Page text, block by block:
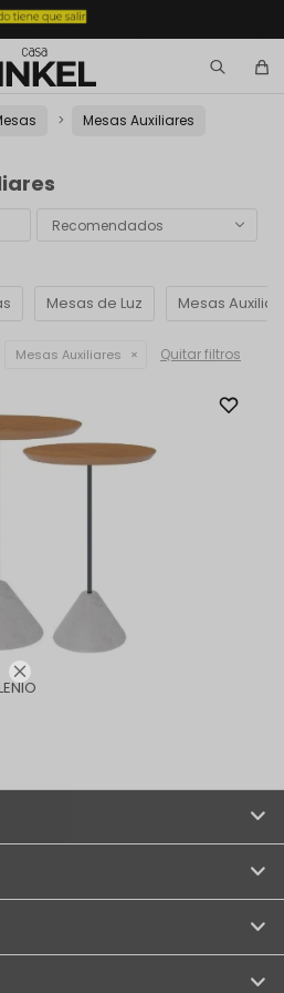

Mesas Auxiliares
Recomendados
Mesas de Luz Mesas
Mesas Auxiliares Quitar filtros